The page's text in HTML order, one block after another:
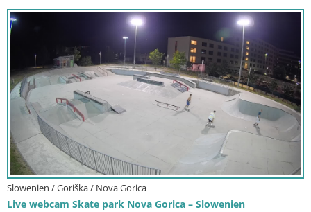
Slowenien / Goriška / Nova Gorica
Live webcam Skate park Nova Gorica – Slowenien